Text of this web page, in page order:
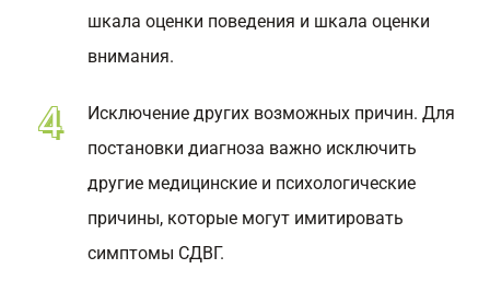
шкала оценки поведения и шкала оценки
внимания.
Исключение других возможных причин. Для
постановки диагноза важно исключить
другие медицинские и психологические
причины, которые могут имитировать
симптомы СДВГ.